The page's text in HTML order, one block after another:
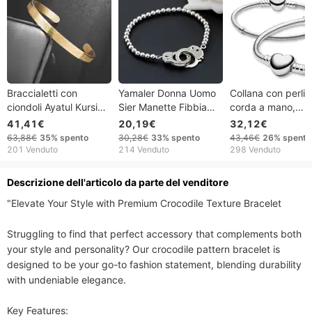
Braccialetti con
ciondoli Ayatul Kursi
Braccialetti in acciaio
inossidabile
Braccialetti con versi
islamico da uomo
Calligrafia araba
41,41€
63,88€ 35% spento
201 Venduto
Yamaler Donna Uomo
Sier Manette Fibbia
Bracciale con ciondoli
per gioielli in rame
elastico
20,19€
30,28€ 33% spento
214 Venduto
Collana con
corda a mano,
accessori con
ciondolo, catena
osso di serpente
32,12€
43,46€ 26% spento
298 Venduto
Descrizione dell'articolo da parte del venditore
"Elevate Your Style with Premium Crocodile Texture Bracelet
Struggling to find that perfect accessory that complements both
your style and personality? Our crocodile pattern bracelet is
designed to be your go-to fashion statement, blending durability
with undeniable elegance.
Key Features: